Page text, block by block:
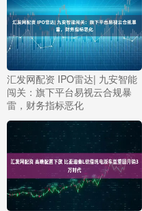
汇发网配资 IPO雷达| 九安智能
闯关：旗下平台易视云合规暴
雷，财务指标恶化